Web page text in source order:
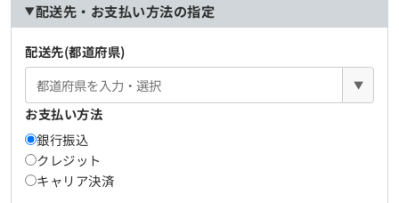
配送先・お支払い方法の指定
配送先(都道府県)
▼
お支払い方法
銀行振込
クレジット
キャリア決済